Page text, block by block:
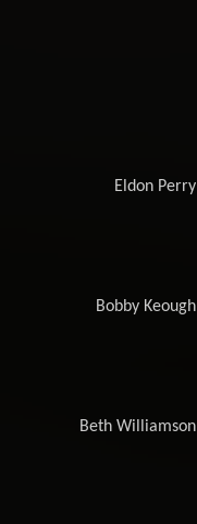
Eldon Perry
Bobby Keough
Beth Williamson